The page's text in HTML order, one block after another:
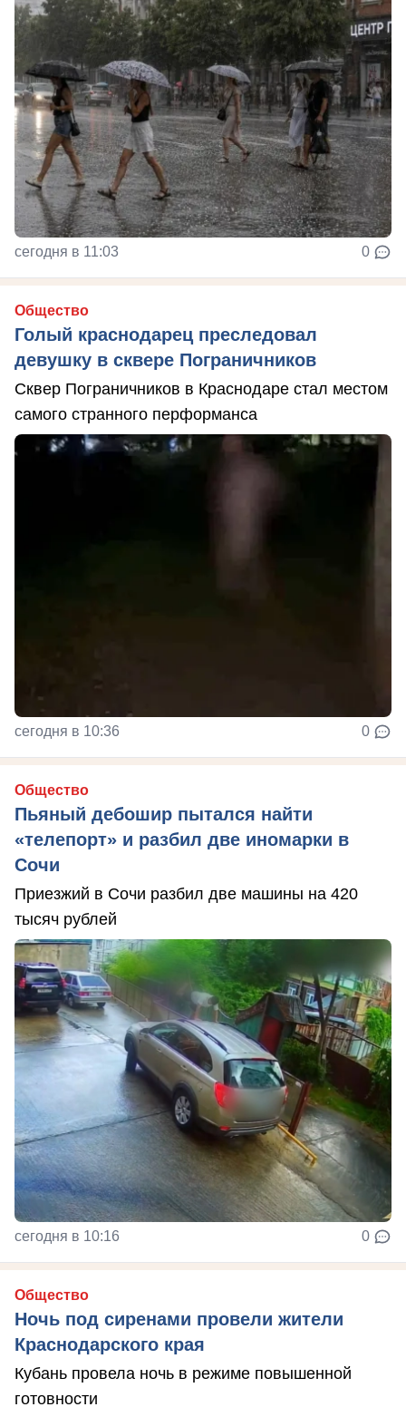
сегодня в 11:03 0
Общество
Голый краснодарец преследовал
девушку в сквере Пограничников
Сквер Пограничников в Краснодаре стал местом
самого странного перформанса
сегодня в 10:36 0
Общество
Пьяный дебошир пытался найти
«телепорт» и разбил две иномарки в
Сочи
Приезжий в Сочи разбил две машины на 420
тысяч рублей
сегодня в 10:16 0
Общество
Ночь под сиренами провели жители
Краснодарского края
Кубань провела ночь в режиме повышенной
готовности